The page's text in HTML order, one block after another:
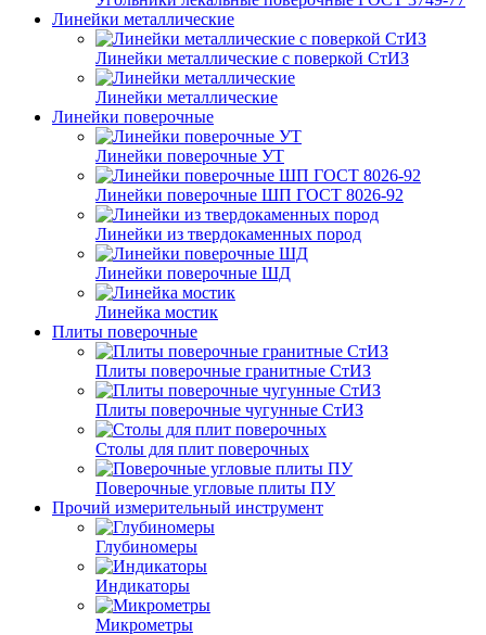
Линейки металлические
Линейки металлические с поверкой СтИЗ
Линейки металлические
Линейки поверочные
Линейки поверочные УТ
Линейки поверочные ШП ГОСТ 8026-92
Линейки из твердокаменных пород
Линейки поверочные ШД
Линейка мостик
Плиты поверочные
Плиты поверочные гранитные СтИЗ
Плиты поверочные чугунные СтИЗ
Столы для плит поверочных
Поверочные угловые плиты ПУ
Прочий измерительный инструмент
Глубиномеры
Индикаторы
Микрометры